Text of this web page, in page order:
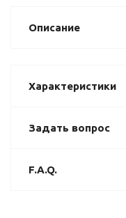
Описание
Характеристики
Задать вопрос
F.A.Q.